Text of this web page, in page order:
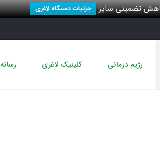
تضمینی سایز جزئیات دستگاه لاغری
رژیم درمانی کلینیک لاغری رسانه